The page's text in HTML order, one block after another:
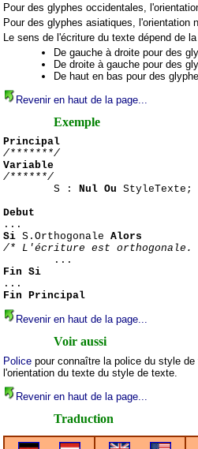
Pour des glyphes occidentales,
Pour des glyphes asiatiques, l'orientation
Le sens de l'écriture du texte dépend de
De gauche à droite pour des
De droite à gauche pour des
De haut en bas pour des
Revenir en haut de la page...
Exemple
Principal
/*******/
Variable
/******/
S : Nul Ou StyleTexte;
Debut
...
SiS.Orthogonale Alors
/* L'écriture est
...
Fin Si
...
Fin Principal
Revenir en haut de la page...
Voir aussi
Policepour connaître la police du style de
l'orientation du texte du style de texte.
Revenir en haut de la page...
Traduction